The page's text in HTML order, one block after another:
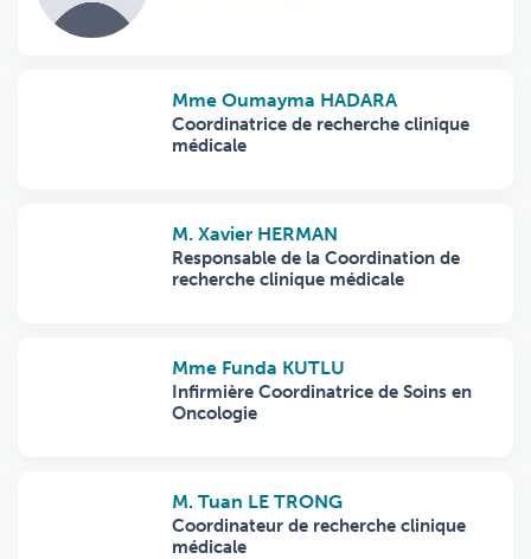
Mme Oumayma HADARA
Coordinatrice de recherche clinique
médicale
M. Xavier HERMAN
Responsable de la Coordination de
recherche clinique médicale
Mme Funda KUTLU
Infirmière Coordinatrice de Soins en
Oncologie
M. Tuan LE TRONG
Coordinateur de recherche clinique
médicale